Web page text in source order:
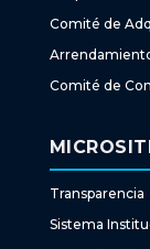
Comité de
Comité de
Transparencia
Sistema